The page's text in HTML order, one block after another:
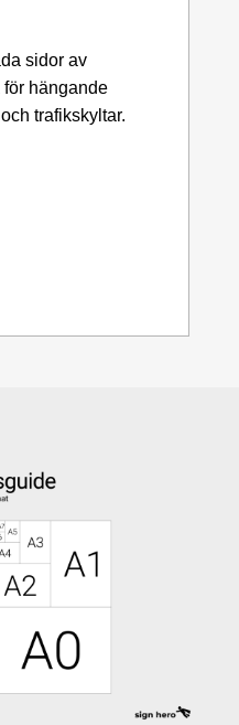
sidor av
för hängande
trafikskyltar.